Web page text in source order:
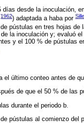
días desde la inoculación,
) adaptada a haba por
pústulas en tres hojas de
la inoculación y; evaluó
y el 100 % de pústulas
el último conteo antes de
de que el 50 % de las
durante el periodo b.
pústulas al comienzo del